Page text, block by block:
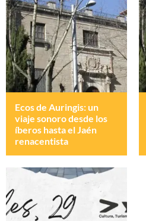
Ecos de Auringis: un
viaje sonoro desde los
íberos hasta el Jaén
renacentista